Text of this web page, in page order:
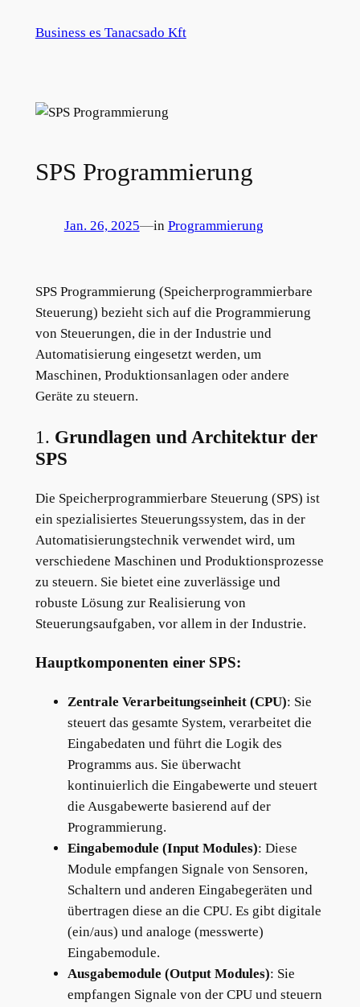
InhaltBusiness es Tanacsado Kft
SPS Programmierung
Jan. 26, 2025—in Programmierung
SPS Programmierung (Speicherprogrammierbare
Steuerung) bezieht sich auf die Programmierung
von Steuerungen, die in der Industrie und
Automatisierung eingesetzt werden, um
Maschinen, Produktionsanlagen oder andere
Geräte zu steuern.
1. Grundlagen und Architektur der
SPS
Die Speicherprogrammierbare Steuerung (SPS) ist
ein spezialisiertes Steuerungssystem, das in der
Automatisierungstechnik verwendet wird, um
verschiedene Maschinen und Produktionsprozesse
zu steuern. Sie bietet eine zuverlässige und
robuste Lösung zur Realisierung von
Steuerungsaufgaben, vor allem in der Industrie.
Hauptkomponenten einer SPS:
Zentrale Verarbeitungseinheit (CPU): Sie
steuert das gesamte System, verarbeitet die
Eingabedaten und führt die Logik des
Programms aus. Sie überwacht
kontinuierlich die Eingabewerte und steuert
die Ausgabewerte basierend auf der
Programmierung.
Eingabemodule (Input Modules): Diese
Module empfangen Signale von Sensoren,
Schaltern und anderen Eingabegeräten und
übertragen diese an die CPU. Es gibt digitale
(ein/aus) und analoge (messwerte)
Eingabemodule.
Ausgabemodule (Output Modules): Sie
empfangen Signale von der CPU und steuern